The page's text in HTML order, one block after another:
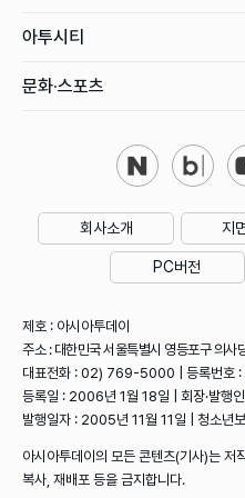
아투시티
문화·스포츠
회사소개 지
PC버전
제호 : 아시아투데이
주소 : 대한민국 서울특별시 영등포구 의
대표전화 : 02) 769-5000 | 등록번호
등록일 : 2006년 1월 18일 | 회장·발행인
발행일자 : 2005년 11월 11일 | 청소년
아시아투데이의 모든 콘텐츠(기사)는 저
복사, 재배포 등을 금지합니다.